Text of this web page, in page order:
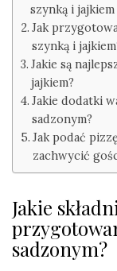
szynką i
Jak
szynką i
Jakie są
jajkiem?
Jakie dodatki
sadzonym?
Jak podać
zachwycić
Jakie
sadzonym?